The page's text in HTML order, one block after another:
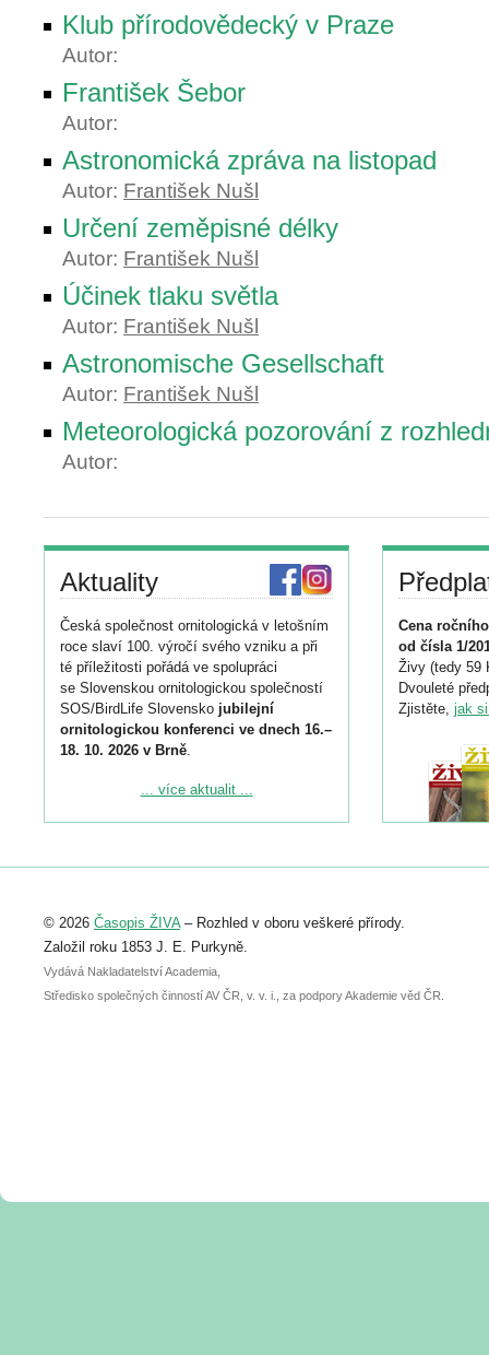
Klub přírodovědecký v Praze
Autor:
František Šebor
Autor:
Astronomická zpráva na listopad
Autor: František Nušl
Určení zeměpisné délky
Autor: František Nušl
Účinek tlaku světla
Autor: František Nušl
Astronomische Gesellschaft
Autor: František Nušl
Meteorologická pozorování z
Autor:
Aktuality
Česká společnost ornitologická v letošním
roce slaví 100. výročí svého vzniku a při
té příležitosti pořádá ve spolupráci
se Slovenskou ornitologickou společností
SOS/BirdLife Slovensko jubilejní
ornitologickou konferenci ve dnech 16.–
18. 10. 2026 v Brně.
Podrobnější informace ke konferenci
Registrovat se můžete do 6. září.
abstraktu přihlášené přednášky nebo
posteru je už 30. června.
... více aktualit ...
Cena
od čísla 1/
Živy (tedy 59
Dvouleté
Zjistěte, jak
© 2026 Časopis ŽIVA– Rozhled v oboru veškeré přírody.
Založil roku 1853 J. E. Purkyně.
Vydává Nakladatelství Academia,
Středisko společných činností AV ČR, v. v. i., za podpory Akademie věd ČR.